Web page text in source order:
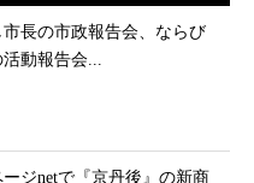
長の市政報告会、ならび
動報告会...
ジnetで『京丹後』の新商